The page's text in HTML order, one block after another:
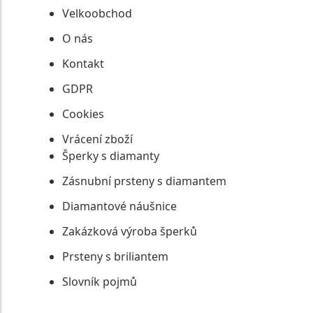
Velkoobchod
O nás
Kontakt
GDPR
Cookies
Vrácení zboží
Šperky s diamanty
Zásnubní prsteny s diamantem
Diamantové náušnice
Zakázková výroba šperků
Prsteny s briliantem
Slovník pojmů